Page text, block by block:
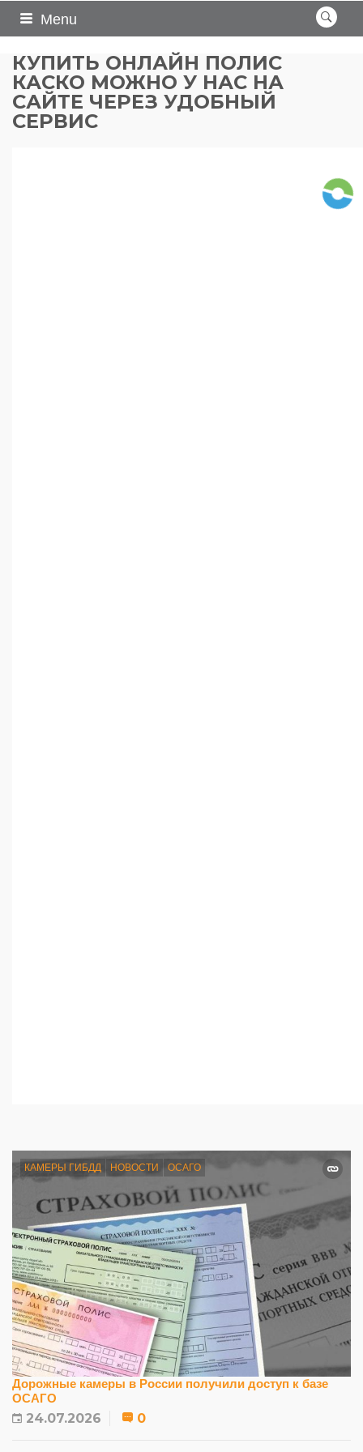
Menu
КУПИТЬ ОНЛАЙН ПОЛИС
КАСКО МОЖНО У НАС НА
САЙТЕ ЧЕРЕЗ УДОБНЫЙ
СЕРВИС
КАМЕРЫ ГИБДД НОВОСТИ ОСАГО
Дорожные камеры в России получили доступ к базе
ОСАГО
24.07.2026 0